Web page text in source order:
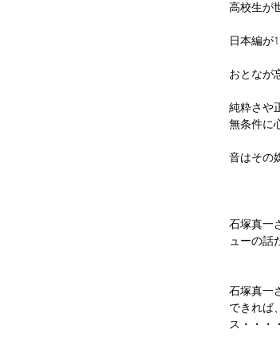
高校生が
日本編が
おとなが
純粋さや
無条件に
音はその
石塚真一
ューの話
石塚真一
できれば
ス・・・